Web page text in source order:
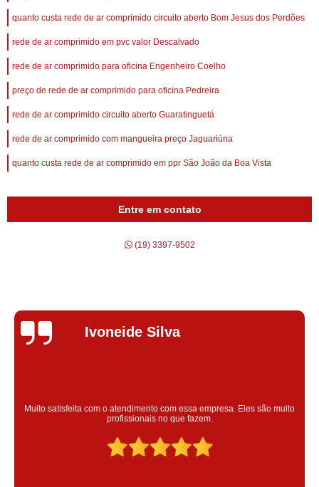
quanto custa rede de ar comprimido circuito aberto Bom Jesus dos Perdões
rede de ar comprimido em pvc valor Descalvado
rede de ar comprimido para oficina Engenheiro Coelho
preço de rede de ar comprimido para oficina Pedreira
rede de ar comprimido circuito aberto Guaratinguetá
rede de ar comprimido com mangueira preço Jaguariúna
quanto custa rede de ar comprimido em ppr São João da Boa Vista
Entre em contato
(19) 3397-9502
Silvana Alves
Super satisfeita com o serviço prestado, atendimento muito bom!
colaoradores educado e transparente, destaque para o colaborador
Claudinei excelente profissional!